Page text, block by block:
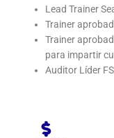
Lead Trainer
Trainer
Trainer
para impartir
Auditor Líder